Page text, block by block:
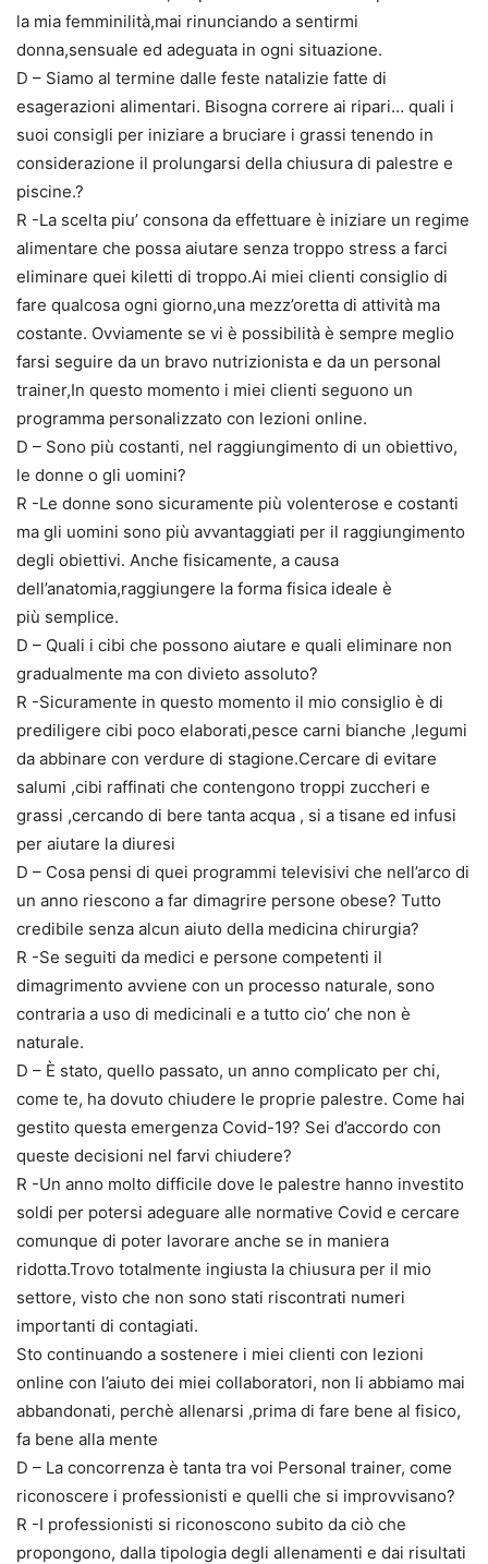
la mia femminilità,mai rinunciando a sentirmi
donna,sensuale ed adeguata in ogni situazione.
D – Siamo al termine dalle feste natalizie fatte di
esagerazioni alimentari. Bisogna correre ai ripari… quali i
suoi consigli per iniziare a bruciare i grassi tenendo in
considerazione il prolungarsi della chiusura di palestre e
piscine.?
R -La scelta piu’ consona da effettuare è iniziare un regime
alimentare che possa aiutare senza troppo stress a farci
eliminare quei kiletti di troppo.Ai miei clienti consiglio di
fare qualcosa ogni giorno,una mezz’oretta di attività ma
costante. Ovviamente se vi è possibilità è sempre meglio
farsi seguire da un bravo nutrizionista e da un personal
trainer,In questo momento i miei clienti seguono un
programma personalizzato con lezioni online.
D – Sono più costanti, nel raggiungimento di un obiettivo,
le donne o gli uomini?
R -Le donne sono sicuramente più volenterose e costanti
ma gli uomini sono più avvantaggiati per il raggiungimento
degli obiettivi. Anche fisicamente, a causa
dell’anatomia,raggiungere la forma fisica ideale è
più semplice.
D – Quali i cibi che possono aiutare e quali eliminare non
gradualmente ma con divieto assoluto?
R -Sicuramente in questo momento il mio consiglio è di
prediligere cibi poco elaborati,pesce carni bianche ,legumi
da abbinare con verdure di stagione.Cercare di evitare
salumi ,cibi raffinati che contengono troppi zuccheri e
grassi ,cercando di bere tanta acqua , si a tisane ed infusi
per aiutare la diuresi
D – Cosa pensi di quei programmi televisivi che nell’arco di
un anno riescono a far dimagrire persone obese? Tutto
credibile senza alcun aiuto della medicina chirurgia?
R -Se seguiti da medici e persone competenti il
dimagrimento avviene con un processo naturale, sono
contraria a uso di medicinali e a tutto cio’ che non è
naturale.
D – È stato, quello passato, un anno complicato per chi,
come te, ha dovuto chiudere le proprie palestre. Come hai
gestito questa emergenza Covid-19? Sei d’accordo con
queste decisioni nel farvi chiudere?
R -Un anno molto difficile dove le palestre hanno investito
soldi per potersi adeguare alle normative Covid e cercare
comunque di poter lavorare anche se in maniera
ridotta.Trovo totalmente ingiusta la chiusura per il mio
settore, visto che non sono stati riscontrati numeri
importanti di contagiati.
Sto continuando a sostenere i miei clienti con lezioni
online con l’aiuto dei miei collaboratori, non li abbiamo mai
abbandonati, perchè allenarsi ,prima di fare bene al fisico,
fa bene alla mente
D – La concorrenza è tanta tra voi Personal trainer, come
riconoscere i professionisti e quelli che si improvvisano?
R -I professionisti si riconoscono subito da ciò che
propongono, dalla tipologia degli allenamenti e dai risultati